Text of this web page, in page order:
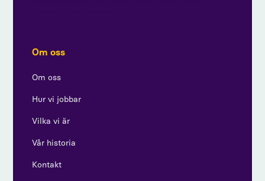
Om oss
Om oss
Hur vi jobbar
Vilka vi är
Vår historia
Kontakt